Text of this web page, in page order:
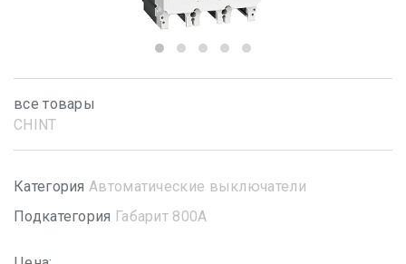
все товары
CHINT
Категория Автоматические выключатели
Подкатегория Габарит 800А